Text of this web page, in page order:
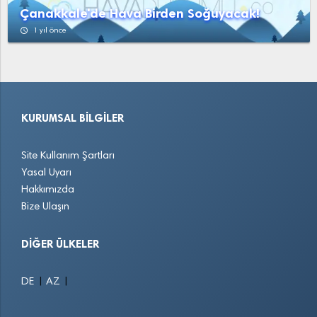
Çanakkale'de Hava Birden Soğuyacak!
access_time 1 yıl önce
KURUMSAL BILGILER
Site Kullanım Şartları
Yasal Uyarı
Hakkımızda
Bize Ulaşın
DIĞER ÜLKELER
DE AZ